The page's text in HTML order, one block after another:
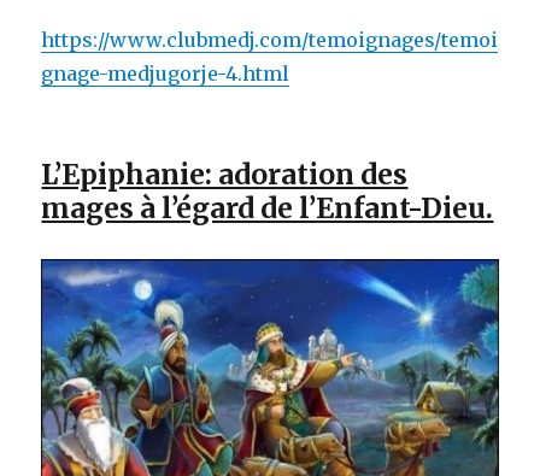
https://www.clubmedj.com/temoignages/temoi
gnage-medjugorje-4.html
L’Epiphanie: adoration des
mages à l’égard de l’Enfant-Dieu.